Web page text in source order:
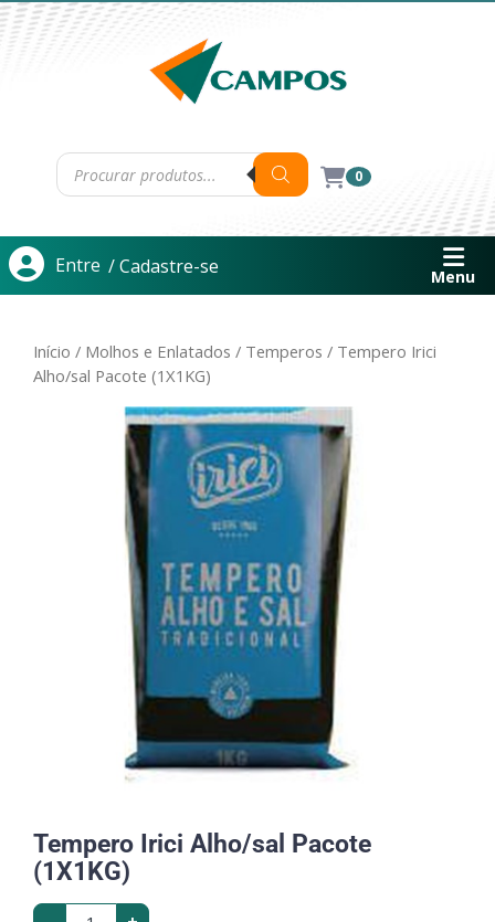
0
Entre / Cadastre-se Menu
Início / Molhos e Enlatados / Temperos / Tempero Irici
Alho/sal Pacote (1X1KG)
Tempero Irici Alho/sal Pacote
(1X1KG)